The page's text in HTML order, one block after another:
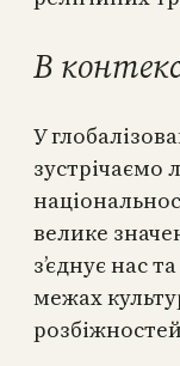
В
У
зустрічаємо
велике
з’єднує нас
межах